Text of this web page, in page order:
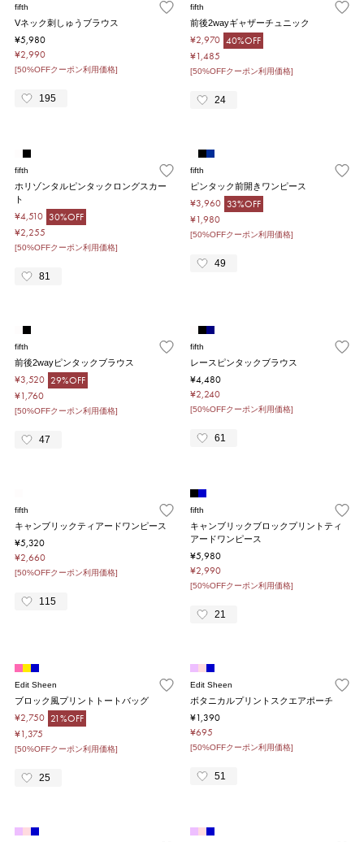
fifth
Vネック刺しゅうブラウス
¥5,980
¥2,990
[50%OFFクーポン利用価格]
195
fifth
前後2wayギャザーチュニック
¥2,970 40%OFF
¥1,485
[50%OFFクーポン利用価格]
24
fifth
ホリゾンタルピンタックロングスカー
ト
¥4,510 30%OFF
¥2,255
[50%OFFクーポン利用価格]
81
fifth
ピンタック前開きワンピース
¥3,960 33%OFF
¥1,980
[50%OFFクーポン利用価格]
49
fifth
前後2wayピンタックブラウス
¥3,520 29%OFF
¥1,760
[50%OFFクーポン利用価格]
47
fifth
レースピンタックブラウス
¥4,480
¥2,240
[50%OFFクーポン利用価格]
61
fifth
キャンブリックティアードワンピース
¥5,320
¥2,660
[50%OFFクーポン利用価格]
115
fifth
キャンブリックブロックプリントティ
アードワンピース
¥5,980
¥2,990
[50%OFFクーポン利用価格]
21
Edit Sheen
ブロック風プリントトートバッグ
¥2,750 21%OFF
¥1,375
[50%OFFクーポン利用価格]
25
Edit Sheen
ボタニカルプリントスクエアポーチ
¥1,390
¥695
[50%OFFクーポン利用価格]
51